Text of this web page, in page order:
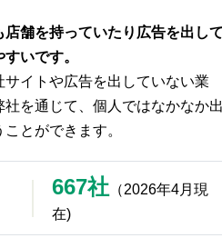
舗を持っていたり広告を出し
いです。
サイトや広告を出していない業
を通じて、個人ではなかなか
とができます。
667社（2026年4月現
在)